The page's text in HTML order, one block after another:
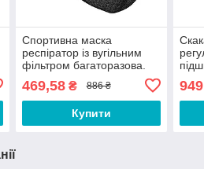
Спортивна маска
респіратор із вугільним
фільтром багаторазова.
Маска для тренувань
CV543Q
469,58₴ 886 ₴
Купити